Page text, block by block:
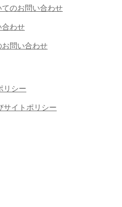
のお問い合わせ
合わせ
問い合わせ
リシー
サイトポリシー